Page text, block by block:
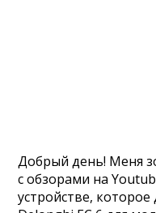
Добрый день! Меня
с обзорами на
устройстве,